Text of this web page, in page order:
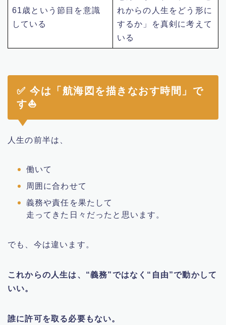
61歳という節目を意識
している
れからの人生をどう形に
するか」を真剣に考えて
いる
✅ 今は「航海図を描きなおす時間」で
す⛵️
人生の前半は、
働いて
周囲に合わせて
義務や責任を果たして
走ってきた日々だったと思います。
でも、今は違います。
これからの人生は、“義務”ではなく“自由”で動かして
いい。
誰に許可を取る必要もない。